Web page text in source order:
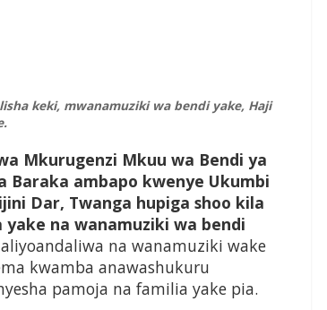
keki, mwanamuziki wa bendi yake, Haji
Mkurugenzi Mkuu wa Bendi ya
Baraka ambapo kwenye Ukumbi
Dar, Twanga hupiga shoo kila
na wanamuziki wa bendi
na wanamuziki wake
kwamba anawashukuru
pamoja na familia yake pia.